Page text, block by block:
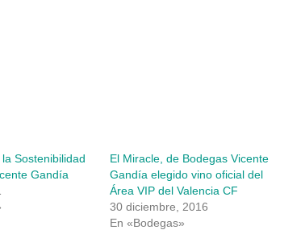
la Sostenibilidad
Gandía
El Miracle, de Bodegas Vicente
Gandía elegido vino oficial del
Área VIP del Valencia CF
30 diciembre, 2016
En «Bodegas»